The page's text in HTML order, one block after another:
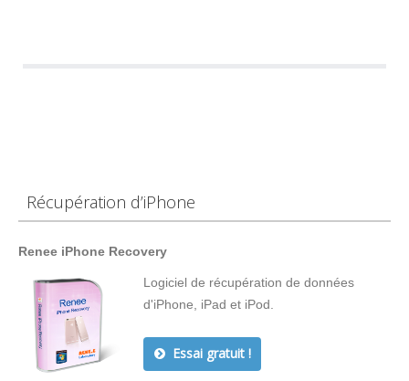
Récupération d’iPhone
Renee iPhone Recovery
Logiciel de récupération de données
d'iPhone, iPad et iPod.
Essai gratuit !